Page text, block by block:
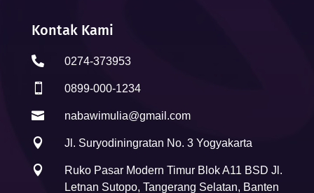
Kontak Kami
 0274-373953
 0899-000-1234
 nabawimulia@gmail.com
 Jl. Suryodiningratan No. 3 Yogyakarta

Ruko Pasar Modern Timur Blok A11 BSD Jl.
Letnan Sutopo, Tangerang Selatan, Banten